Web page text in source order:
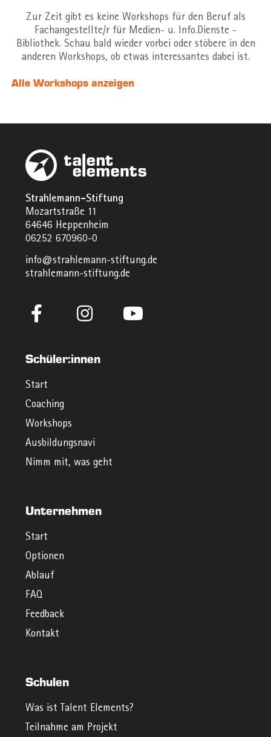
Zur Zeit gibt es keine Workshops für den Beruf als
Fachangestellte/r für Medien- u. Info.Dienste -
Bibliothek. Schau bald wieder vorbei oder stöbere in den
anderen Workshops, ob etwas interessantes dabei ist.
Alle Workshops anzeigen
Strahlemann-Stiftung
Mozartstraße 11
64646 Heppenheim
06252 670960-0
info@strahlemann-stiftung.de
strahlemann-stiftung.de
Schüler:innen
Start
Coaching
Workshops
Ausbildungsnavi
Nimm mit, was geht
Unternehmen
Start
Optionen
Ablauf
FAQ
Feedback
Kontakt
Schulen
Was ist Talent Elements?
Teilnahme am Projekt